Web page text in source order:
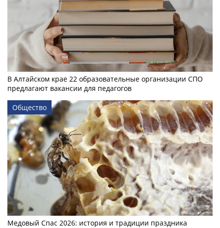
В Алтайском крае 22 образовательные организации СПО
предлагают вакансии для педагогов
Общество
Медовый Спас 2026: история и традиции праздника